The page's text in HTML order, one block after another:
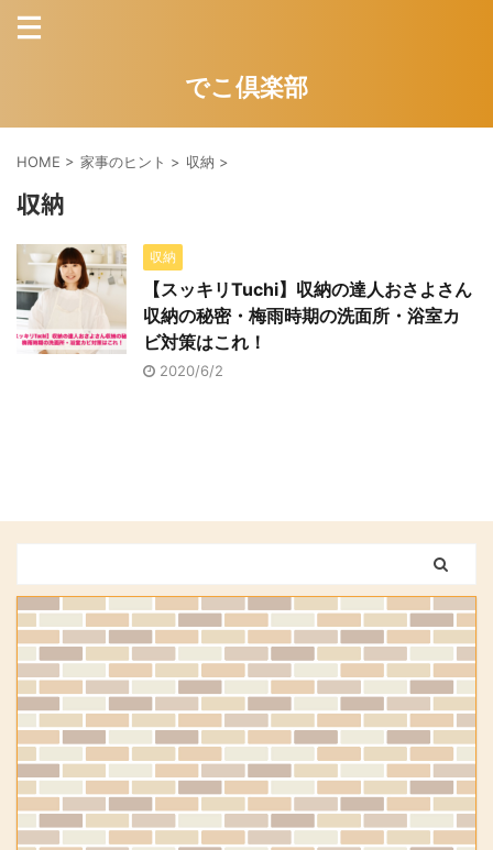
でこ倶楽部
HOME > 家事のヒント > 収納 >
収納
収納
【スッキリTuchi】収納の達人おさよさん
収納の秘密・梅雨時期の洗面所・浴室カ
ビ対策はこれ！
2020/6/2